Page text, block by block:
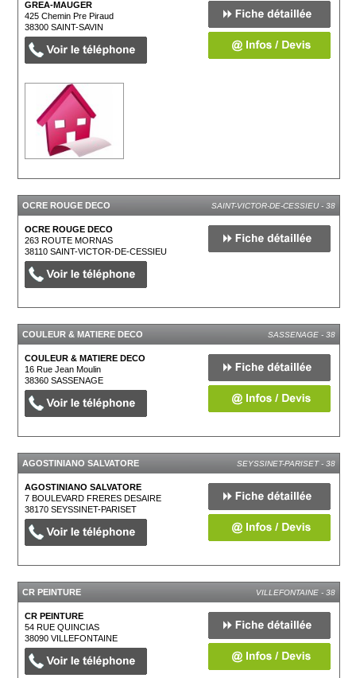
GREA-MAUGER
425 Chemin Pre Piraud
38300SAINT-SAVIN
OCRE ROUGE DECO SAINT-VICTOR-DE-CESSIEU - 38
OCRE ROUGE DECO
263 ROUTE MORNAS
38110SAINT-VICTOR-DE-CESSIEU
COULEUR & MATIERE DECO SASSENAGE - 38
COULEUR & MATIERE DECO
16 Rue Jean Moulin
38360SASSENAGE
AGOSTINIANO SALVATORE SEYSSINET-PARISET - 38
AGOSTINIANO SALVATORE
7 BOULEVARD FRERES DESAIRE
38170SEYSSINET-PARISET
CR PEINTURE VILLEFONTAINE - 38
CR PEINTURE
54 RUE QUINCIAS
38090VILLEFONTAINE